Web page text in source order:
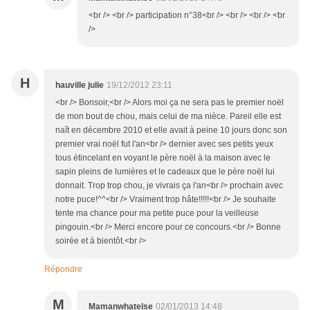
<br /> <br /> participation n°38<br /> <br /> <br /> <br
/>
H hauville julie 19/12/2012 23:11
<br /> Bonsoir,<br /> Alors moi ça ne sera pas le premier noël
de mon bout de chou, mais celui de ma nièce. Pareil elle est
naît en décembre 2010 et elle avait à peine 10 jours donc son
premier vrai noël fut l'an<br /> dernier avec ses petits yeux
tous étincelant en voyant le père noël à la maison avec le
sapin pleins de lumières et le cadeaux que le père noël lui
donnait. Trop trop chou, je vivrais ça l'an<br /> prochain avec
notre puce!^^<br /> Vraiment trop hâte!!!!!<br /> Je souhaite
tente ma chance pour ma petite puce pour la veilleuse
pingouin.<br /> Merci encore pour ce concours.<br /> Bonne
soirée et à bientôt.<br />
Répondre
M Mamanwhatelse 02/01/2013 14:48